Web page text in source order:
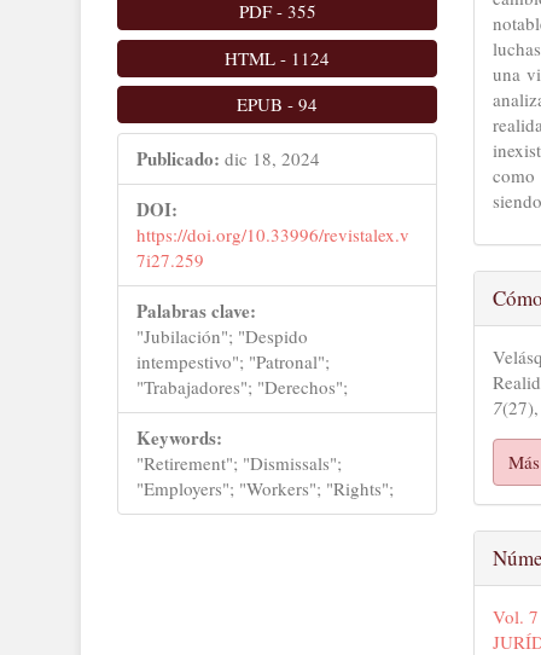
PDF- 355
HTML- 1124
EPUB-94
Publicado: dic 18, 2024
DOI:
https://doi.org/10.33996/revistalex.v
7i27.259
Palabras clave:
"Jubilación"; "Despido
intempestivo"; "Patronal";
"Trabajadores"; "Derechos";
Keywords:
"Retirement"; "Dismissals";
"Employers"; "Workers"; "Rights";
una
del
7
Vol.